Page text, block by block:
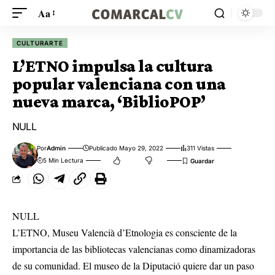
Aa
CULTURARTE
L’ETNO impulsa la cultura
popular valenciana con una
nueva marca, ‘BiblioPOP’
NULL
PorAdmin Publicado Mayo 29, 2022
311 Vistas
5 Min Lectura
NULL
L’ETNO, Museu Valencià d’Etnologia es consciente de la
importancia de las bibliotecas valencianas como dinamizadoras
de su comunidad. El museo de la Diputació quiere dar un paso